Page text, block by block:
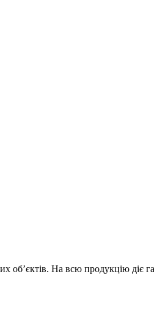
На всю продукцію діє